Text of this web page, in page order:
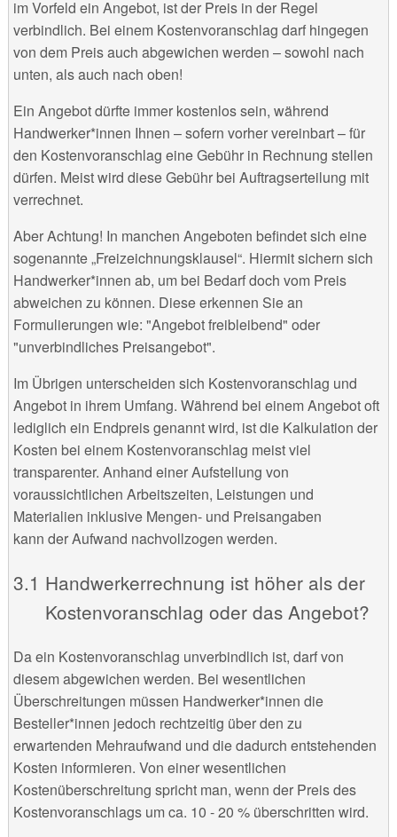
im Vorfeld ein Angebot, ist der Preis in der Regel
verbindlich. Bei einem Kostenvoranschlag darf hingegen
von dem Preis auch abgewichen werden – sowohl nach
unten, als auch nach oben!
Ein Angebot dürfte immer kostenlos sein, während
Handwerker*innen Ihnen – sofern vorher vereinbart – für
den Kostenvoranschlag eine Gebühr in Rechnung stellen
dürfen. Meist wird diese Gebühr bei Auftragserteilung mit
verrechnet.
Aber Achtung! In manchen Angeboten befindet sich eine
sogenannte „Freizeichnungsklausel“. Hiermit sichern sich
Handwerker*innen ab, um bei Bedarf doch vom Preis
abweichen zu können. Diese erkennen Sie an
Formulierungen wie: "Angebot freibleibend" oder
"unverbindliches Preisangebot".
Im Übrigen unterscheiden sich Kostenvoranschlag und
Angebot in ihrem Umfang. Während bei einem Angebot oft
lediglich ein Endpreis genannt wird, ist die Kalkulation der
Kosten bei einem Kostenvoranschlag meist viel
transparenter. Anhand einer Aufstellung von
voraussichtlichen Arbeitszeiten, Leistungen und
Materialien inklusive Mengen- und Preisangaben
kann der Aufwand nachvollzogen werden.
Handwerkerrechnung ist höher als der
Kostenvoranschlag oder das Angebot?
Da ein Kostenvoranschlag unverbindlich ist, darf von
diesem abgewichen werden. Bei wesentlichen
Überschreitungen müssen Handwerker*innen die
Besteller*innen jedoch rechtzeitig über den zu
erwartenden Mehraufwand und die dadurch entstehenden
Kosten informieren. Von einer wesentlichen
Kostenüberschreitung spricht man, wenn der Preis des
Kostenvoranschlags um ca. 10 - 20 % überschritten wird.